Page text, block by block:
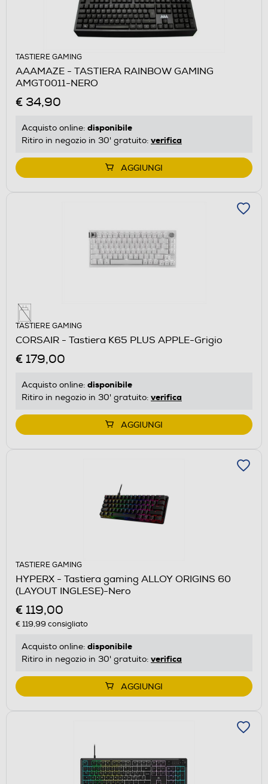
TASTIERE GAMING
AAAMAZE - TASTIERA RAINBOW GAMING
AMGT0011-NERO
€ 34,90
Acquisto online: disponibile
Ritiro in negozio in 30' gratuito: verifica
AGGIUNGI
TASTIERE GAMING
CORSAIR - Tastiera K65 PLUS APPLE-Grigio
€ 179,00
Acquisto online: disponibile
Ritiro in negozio in 30' gratuito: verifica
AGGIUNGI
TASTIERE GAMING
HYPERX - Tastiera gaming ALLOY ORIGINS 60
(LAYOUT INGLESE)-Nero
€ 119,00
€ 119,99 consigliato
Acquisto online: disponibile
Ritiro in negozio in 30' gratuito: verifica
AGGIUNGI